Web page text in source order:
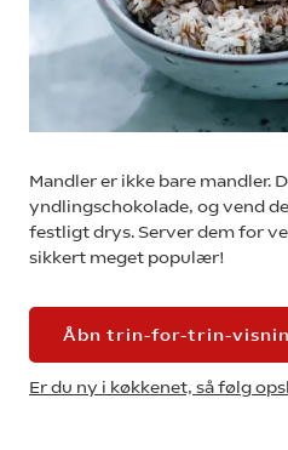
Mandler er ikke bare mandler.
yndlingschokolade, og vend
festligt drys. Server dem for
sikkert meget populær!
Åbn trin-for-trin-
Er du ny i køkkenet, så følg